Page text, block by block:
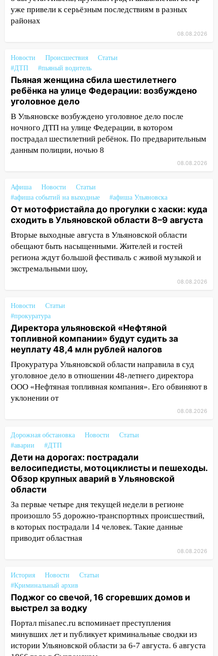
утра 10 августа
05:18
встреча
04:47
В Ульяновской области объявили
ракетную опасность: звучат сирены
07.08.2026
20:40 Ульяновские аграрии смогут
купить тракторы с отсрочкой платежа
до декабря
19:34 В следственном управлении
празднованию Дня сотрудника органов
следствия Российской Федерации
19:30 Ульяновцев приглашают
поддержать «Симбирскую чебурашку»
на фестивале «ФормАРТ»
18:11 Ульяновская область стала
пилотным регионом проекта
«Культурное долголетие»
областной больницы поступили шесть
новых аппаратов ИВЛ
16:51 В Чердаклинском районе
ремонтируют дороги, ставят остановки
и проводят новое освещение
16:35 В Ульяновске установили ещё
девять бункеров для крупногабаритного
мусора
В Ульяновске бесплатно покажут
16:12 В Ульяновском госуниверситете
разработают отечественный прибор для
цифровой ПЦР
15:47 Ульяновцы могут вернуть деньги
за абонементы закрывшегося фитнес-
клуба «Рекорд-Fitness»
15:34 После вмешательства
прокуратуры в селах Ульяновской
области привели в порядок детские
15:27
Прокуратура проверяет
капремонт школы в селе Кивать
15:08 В Кузоватово после прокурорской
проверки обновили разметку на
пешеходных переходах
14:40 На проспекте Гая в Ульяновске
запретили остановку автомобилей на
уже привели к серьёзным последствиям в разных
районах
08.08.2026
Новости Происшествия
Статьи
#ДТП
#пьяный водитель
Пьяная женщина сбила шестилетнего
ребёнка на улице Федерации: возбуждено
уголовное дело
В Ульяновске возбуждено уголовное дело после
ночного ДТП на улице Федерации, в котором
пострадал шестилетний ребёнок. По предварительным
данным полиции, ночью 8
08.08.2026
Афиша Новости
Статьи
#афиша событий на выходные
#афиша Ульяновска
От мотофристайла до прогулки с хаски: куда
сходить в Ульяновской области 8–9 августа
Вторые выходные августа в Ульяновской области
обещают быть насыщенными. Жителей и гостей
региона ждут большой фестиваль с живой музыкой и
экстремальными шоу,
08.08.2026
Новости
Статьи
#прокуратура
Директора ульяновской «Нефтяной
топливной компании» будут судить за
неуплату 48,4 млн рублей налогов
Прокуратура Ульяновской области направила в суд
уголовное дело в отношении 48-летнего директора
ООО «Нефтяная топливная компания». Его обвиняют в
уклонении от
08.08.2026
Дорожная обстановка Новости
Статьи
#аварии
#ДТП
Дети на дорогах: пострадали
велосипедисты, мотоциклисты и пешеходы.
Обзор крупных аварий в Ульяновской
области
За первые четыре дня текущей недели в регионе
произошло 55 дорожно-транспортных происшествий,
в которых пострадали 14 человек. Такие данные
приводит областная
08.08.2026
История Новости
Статьи
#Криминальный архив
Поджог со свечой, 16 сгоревших домов и
выстрел за водку
Портал misanec.ru вспоминает преступления
минувших лет и публикует криминальные сводки из
истории Ульяновской области за 6-7 августа. 6 августа